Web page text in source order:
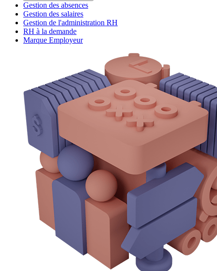
Gestion des absences
Gestion des salaires
Gestion de l'administration RH
RH à la demande
Marque Employeur